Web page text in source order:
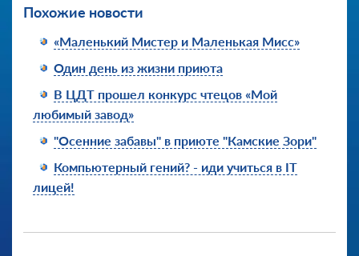
Похожие новости
«Маленький Мистер и Маленькая Мисс»
Один день из жизни приюта
В ЦДТ прошел конкурс чтецов «Мой
любимый завод»
"Осенние забавы" в приюте "Камские Зори"
Компьютерный гений? - иди учиться в IT
лицей!